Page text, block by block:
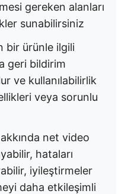
gereken alanları
sunabilirsiniz
bir ürünle ilgili
geri bildirim
ve kullanılabilirlik
veya sorunlu
net video
hataları
iyileştirmeler
daha etkileşimli